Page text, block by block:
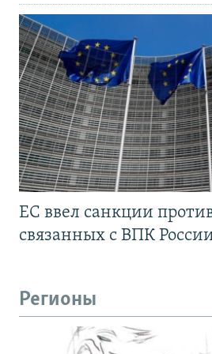
ЕС ввел санкции
связанных с ВПК
Регионы